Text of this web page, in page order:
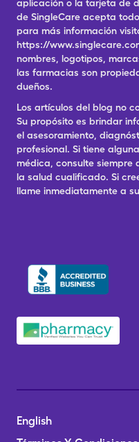
aplicación o la tarjeta de
de SingleCare acepta
para más información
https://
nombres, logotipos,
las farmacias son
dueños.
Los artículos del blog no
Su propósito es brindar
el asesoramiento,
profesional. Si tiene
médica, consulte siempre
la salud cualificado. Si
llame inmediatamente a
English